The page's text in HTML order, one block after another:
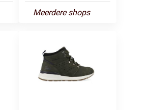
Meerdere shops